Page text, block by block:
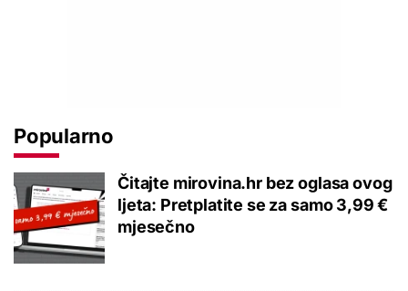
Popularno
Čitajte mirovina.hr bez oglasa ovog
ljeta: Pretplatite se za samo 3,99 €
mjesečno